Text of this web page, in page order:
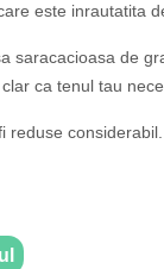
este inrautatita
saracacioasa de
ca tenul tau
reduse